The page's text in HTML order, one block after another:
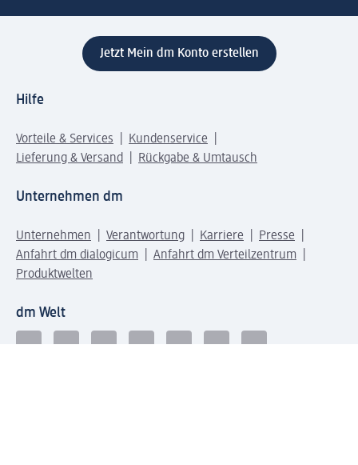
Jetzt Mein dm Konto erstellen
Hilfe
Vorteile & Services
Kundenservice
Lieferung & Versand
Rückgabe & Umtausch
Unternehmen dm
Unternehmen Verantwortung Karriere
Presse
Anfahrt dm dialogicum
Anfahrt dm Verteilzentrum
Produktwelten
dm Welt